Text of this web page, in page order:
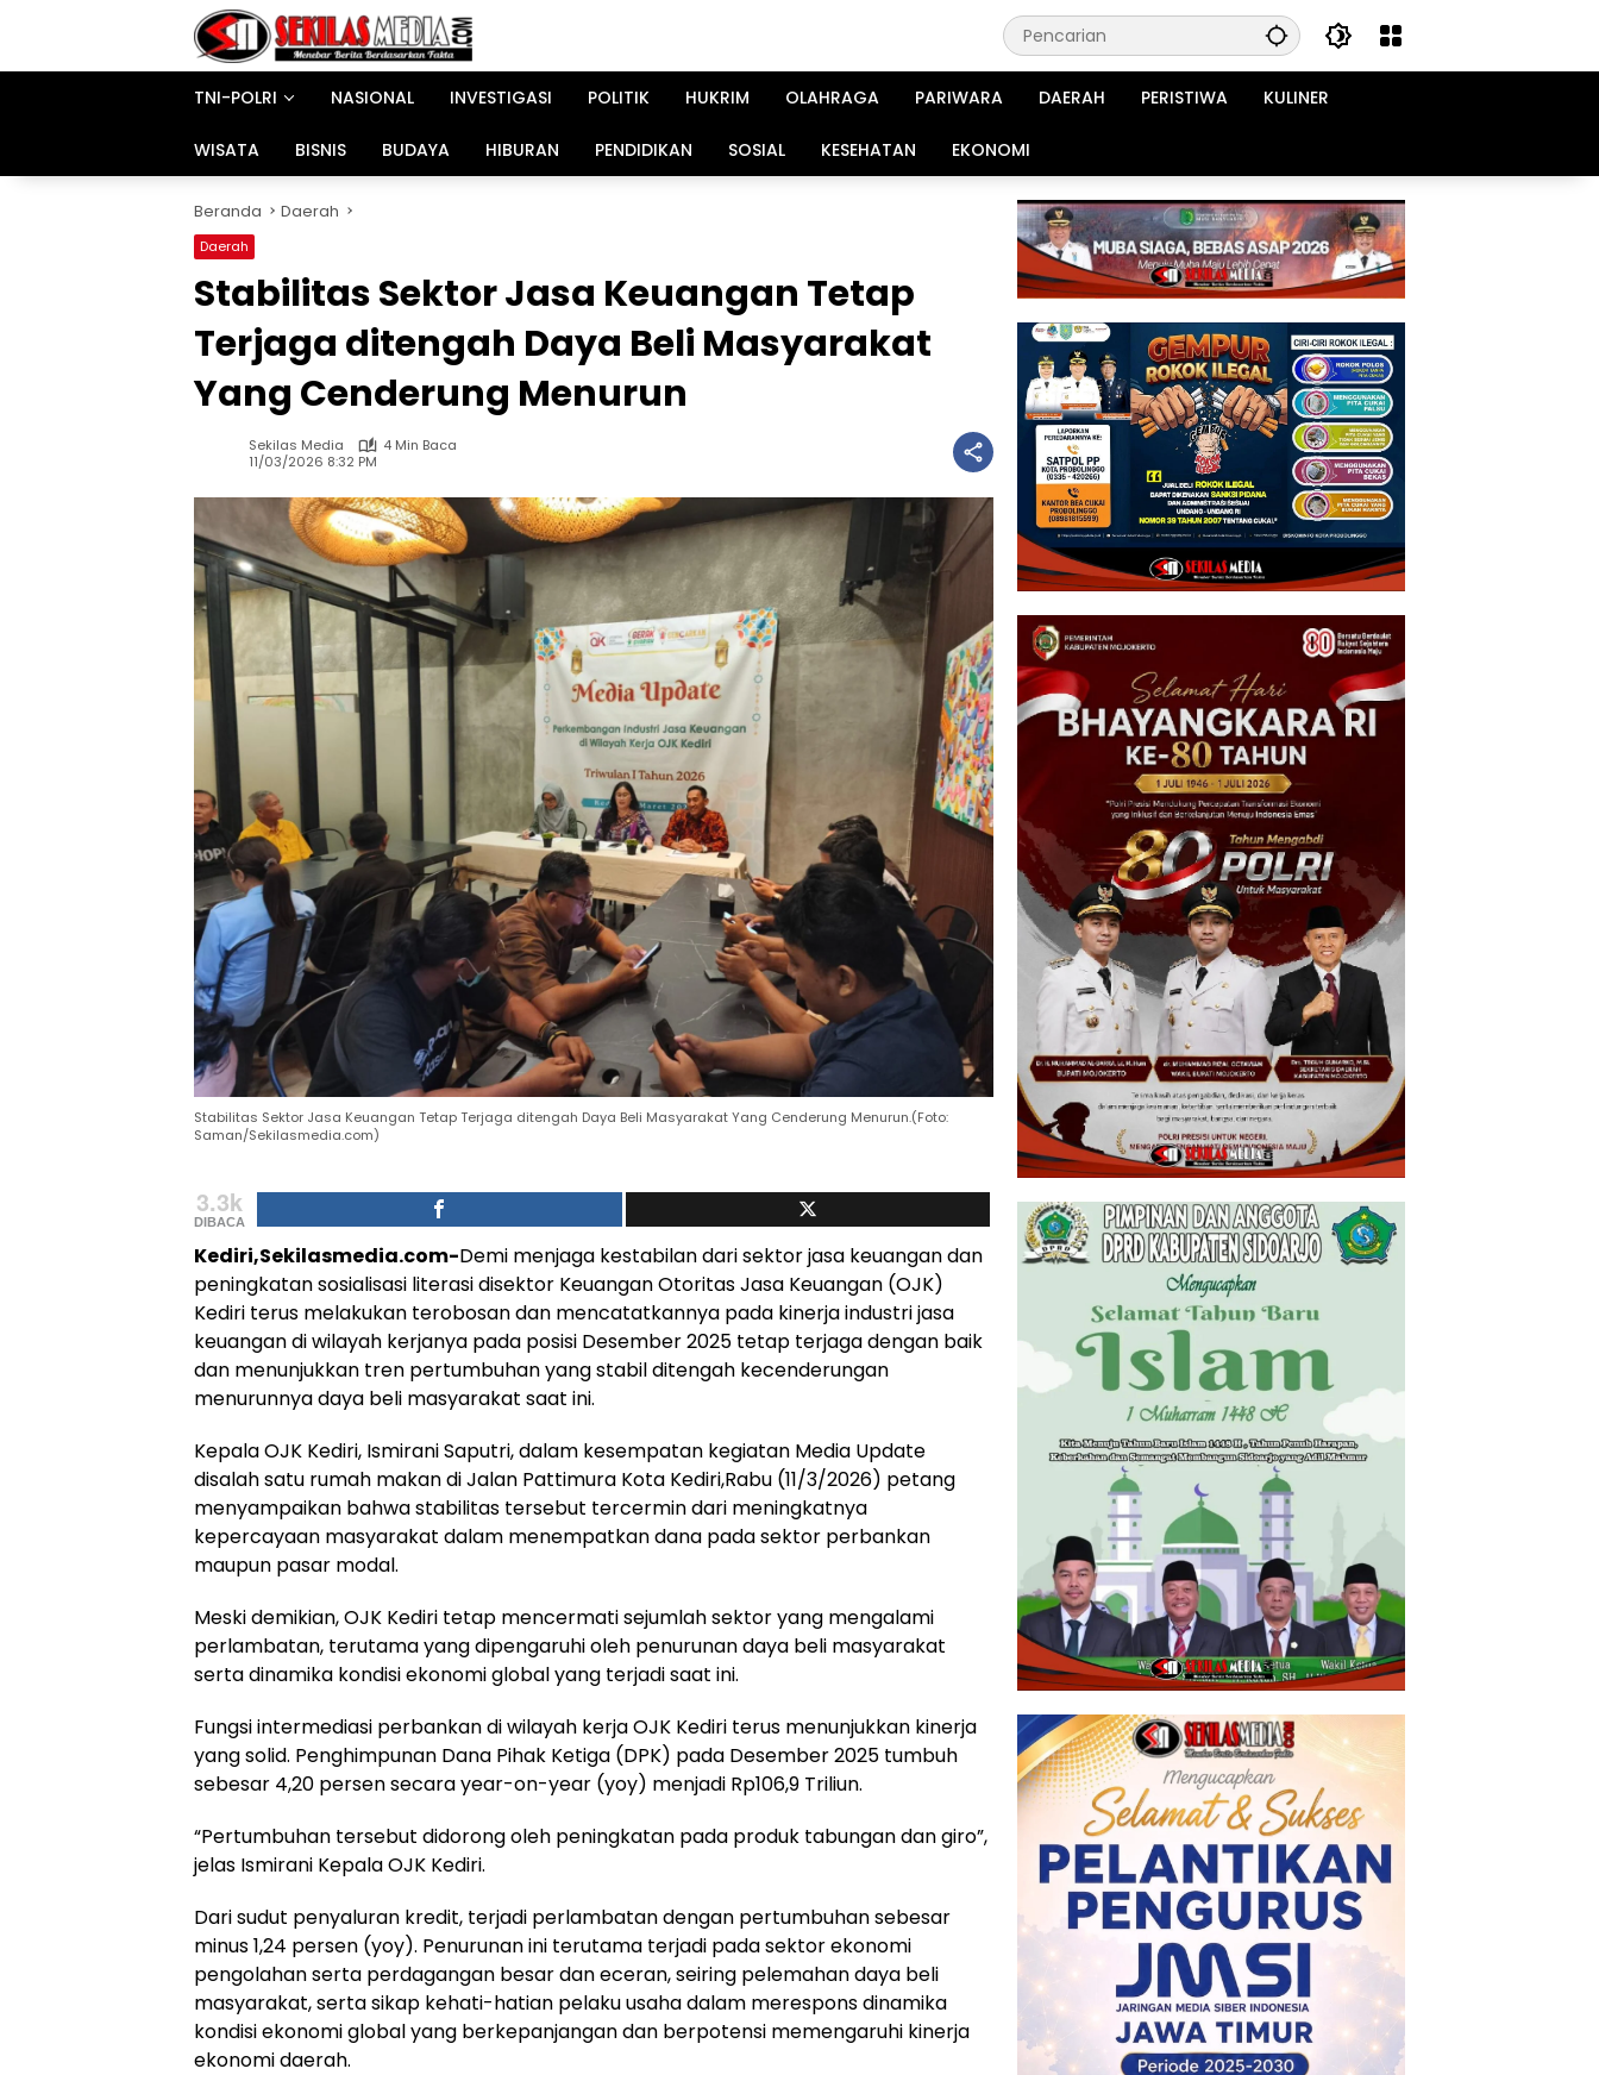
TNI-POLRI
NASIONAL INVESTIGASI POLITIK HUKRIM OLAHRAGA PARIWARA DAERAH PERISTIWA KULINER
WISATA BISNIS BUDAYA HIBURAN PENDIDIKAN SOSIAL KESEHATAN EKONOMI
Beranda Daerah
Daerah
Stabilitas Sektor Jasa Keuangan Tetap
Terjaga ditengah Daya Beli Masyarakat
Yang Cenderung Menurun
Sekilas Media
4 Min Baca
11/03/2026 8:32 PM
Stabilitas Sektor Jasa Keuangan Tetap Terjaga ditengah Daya Beli Masyarakat Yang Cenderung Menurun.(Foto:
Saman/Sekilasmedia.com)
3.3k
DIBACA
Kediri,Sekilasmedia.com-Demi menjaga kestabilan dari sektor jasa keuangan dan
peningkatan sosialisasi literasi disektor Keuangan Otoritas Jasa Keuangan (OJK)
Kediri terus melakukan terobosan dan mencatatkannya pada kinerja industri jasa
keuangan di wilayah kerjanya pada posisi Desember 2025 tetap terjaga dengan baik
dan menunjukkan tren pertumbuhan yang stabil ditengah kecenderungan
menurunnya daya beli masyarakat saat ini.
Kepala OJK Kediri, Ismirani Saputri, dalam kesempatan kegiatan Media Update
disalah satu rumah makan di Jalan Pattimura Kota Kediri,Rabu (11/3/2026) petang
menyampaikan bahwa stabilitas tersebut tercermin dari meningkatnya
kepercayaan masyarakat dalam menempatkan dana pada sektor perbankan
maupun pasar modal.
Meski demikian, OJK Kediri tetap mencermati sejumlah sektor yang mengalami
perlambatan, terutama yang dipengaruhi oleh penurunan daya beli masyarakat
serta dinamika kondisi ekonomi global yang terjadi saat ini.
Fungsi intermediasi perbankan di wilayah kerja OJK Kediri terus menunjukkan kinerja
yang solid. Penghimpunan Dana Pihak Ketiga (DPK) pada Desember 2025 tumbuh
sebesar 4,20 persen secara year-on-year (yoy) menjadi Rp106,9 Triliun.
“Pertumbuhan tersebut didorong oleh peningkatan pada produk tabungan dan giro”,
jelas Ismirani Kepala OJK Kediri.
Dari sudut penyaluran kredit, terjadi perlambatan dengan pertumbuhan sebesar
minus 1,24 persen (yoy). Penurunan ini terutama terjadi pada sektor ekonomi
pengolahan serta perdagangan besar dan eceran, seiring pelemahan daya beli
masyarakat, serta sikap kehati-hatian pelaku usaha dalam merespons dinamika
kondisi ekonomi global yang berkepanjangan dan berpotensi memengaruhi kinerja
ekonomi daerah.